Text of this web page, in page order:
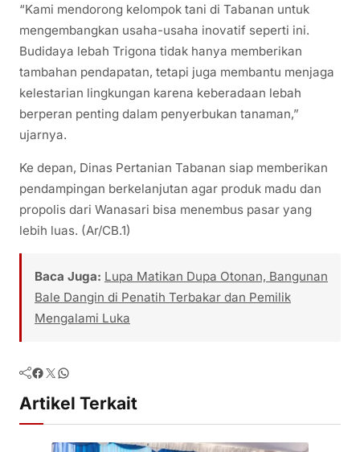
“Kami mendorong kelompok tani di Tabanan untuk
mengembangkan usaha-usaha inovatif seperti ini.
Budidaya lebah Trigona tidak hanya memberikan
tambahan pendapatan, tetapi juga membantu menjaga
kelestarian lingkungan karena keberadaan lebah
berperan penting dalam penyerbukan tanaman,”
ujarnya.
Ke depan, Dinas Pertanian Tabanan siap memberikan
pendampingan berkelanjutan agar produk madu dan
propolis dari Wanasari bisa menembus pasar yang
lebih luas. (Ar/CB.1)
Baca Juga: Lupa Matikan Dupa Otonan, Bangunan
Bale Dangin di Penatih Terbakar dan Pemilik
Mengalami Luka
Facebook Twitter WhatsApp
Artikel Terkait